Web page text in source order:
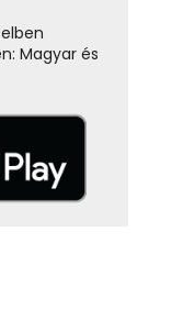
Magyar és